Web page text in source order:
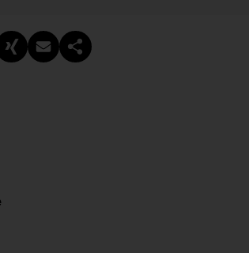
teilen
Auf Xing teilen
Per E-Mail teilen
Link kopieren